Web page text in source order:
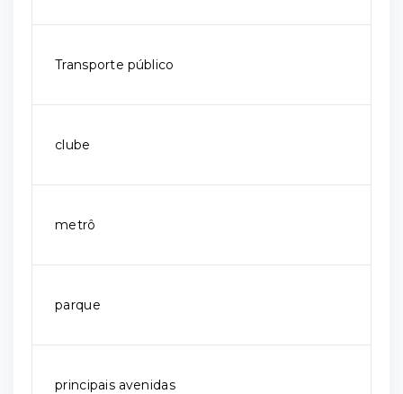
Transporte público
clube
metrô
parque
principais avenidas